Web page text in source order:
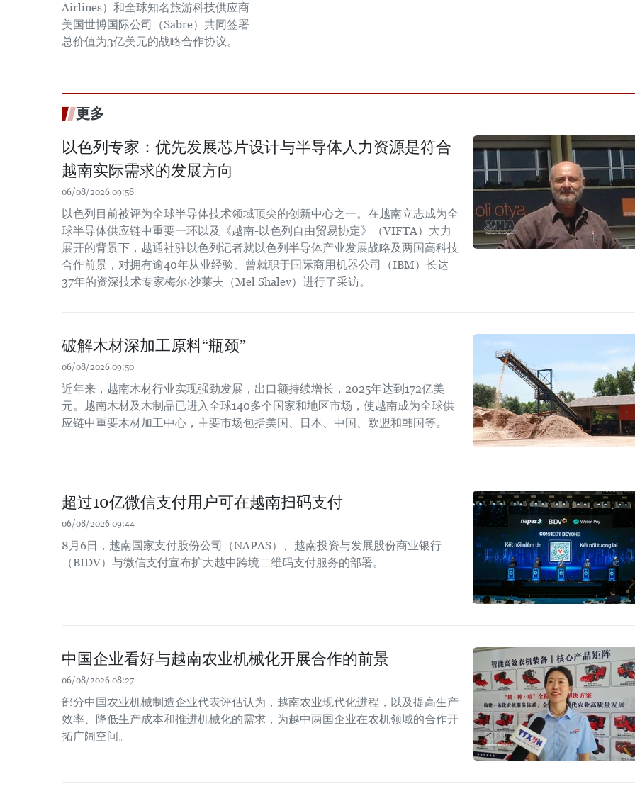
Airlines）和全球知名旅游科技供应商
美国世博国际公司（Sabre）共同签署
总价值为3亿美元的战略合作协议。
更多
以色列专家：优先发展芯片设计与半导体人力资源是符合
越南实际需求的发展方向
06/08/2026 09:58
以色列目前被评为全球半导体技术领域顶尖的创新中心之一。在越南立志成为全
球半导体供应链中重要一环以及《越南-以色列自由贸易协定》（VIFTA）大力
展开的背景下，越通社驻以色列记者就以色列半导体产业发展战略及两国高科技
合作前景，对拥有逾40年从业经验、曾就职于国际商用机器公司（IBM）长达
37年的资深技术专家梅尔·沙莱夫（Mel Shalev）进行了采访。
破解木材深加工原料“瓶颈”
06/08/2026 09:50
近年来，越南木材行业实现强劲发展，出口额持续增长，2025年达到172亿美
元。越南木材及木制品已进入全球140多个国家和地区市场，使越南成为全球供
应链中重要木材加工中心，主要市场包括美国、日本、中国、欧盟和韩国等。
超过10亿微信支付用户可在越南扫码支付
06/08/2026 09:44
8月6日，越南国家支付股份公司（NAPAS）、越南投资与发展股份商业银行
（BIDV）与微信支付宣布扩大越中跨境二维码支付服务的部署。
中国企业看好与越南农业机械化开展合作的前景
06/08/2026 08:27
部分中国农业机械制造企业代表评估认为，越南农业现代化进程，以及提高生产
效率、降低生产成本和推进机械化的需求，为越中两国企业在农机领域的合作开
拓广阔空间。